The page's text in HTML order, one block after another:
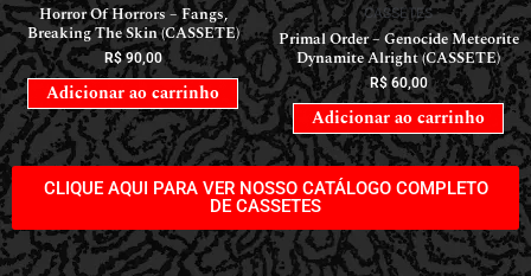
Horror Of Horrors ‎– Fangs,
Breaking The Skin (CASSETE)
R$90,00
Adicionar ao carrinho
CASSETES
Primal Order – Genocide Meteorite
Dynamite Alright (CASSETE)
R$60,00
Adicionar ao carrinho
CLIQUE AQUI PARA VER NOSSO CATÁLOGO COMPLETO
DE CASSETES